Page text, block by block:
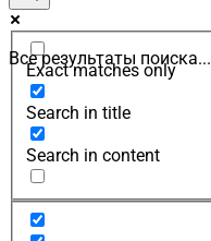
Все результаты поиска...
Exact matches only
Search in title
Search in content